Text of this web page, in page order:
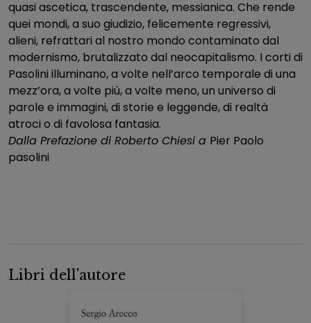
quasi ascetica, trascendente, messianica. Che rende
quei mondi, a suo giudizio, felicemente regressivi,
alieni, refrattari al nostro mondo contaminato dal
modernismo, brutalizzato dal neocapitalismo. I corti di
Pasolini illuminano, a volte nell’arco temporale di una
mezz’ora, a volte più, a volte meno, un universo di
parole e immagini, di storie e leggende, di realtà
atroci o di favolosa fantasia.
Dalla Prefazione di Roberto Chiesi a Pier Paolo
pasolini
Libri dell'autore